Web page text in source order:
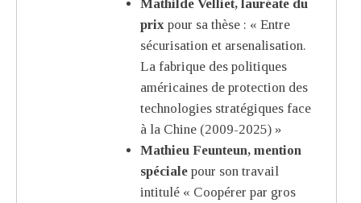
Mathilde Velliet, lauréate du
prix pour sa thèse : « Entre
sécurisation et arsenalisation.
La fabrique des politiques
américaines de protection des
technologies stratégiques face
à la Chine (2009-2025) »
Mathieu Feunteun, mention
spécialepour son travail
intitulé « Coopérer par gros